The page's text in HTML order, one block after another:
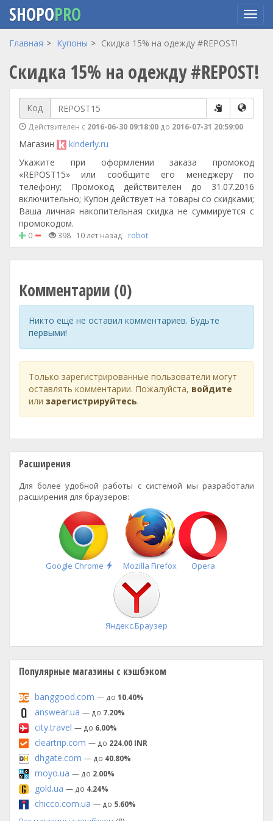
Перейти
основному
содержанию
SHOPOPRO
Главная Купоны Скидка 15% на одежду #REPOST!
Скидка 15% на одежду #REPOST!
Код
Действителен с 2016-06-30 09:18:00 до 2016-07-31 20:59:00
Магазин
kinderly.ru
Укажите при оформлении заказа промокод
«REPOST15» или сообщите его менеджеру по
телефону; Промокод действителен до 31.07.2016
включительно; Купон действует на товары со скидками;
Ваша личная накопительная скидка не суммируется с
промокодом.
0 398 10 лет назад robot
Комментарии (0)
Никто ещё не оставил комментариев. Будьте
первыми!
Только зарегистрированные пользователи могут
оставлять комментарии. Пожалуйста, войдите
или зарегистрируйтесь.
Расширения
Для более удобной работы с системой мы разработали
расширения для браузеров:
Google Chrome
Быстрая
установка
Mozilla Firefox Opera
Яндекс.Браузер
Популярные магазины с кэшбэком
banggood.com — до 10.40%
answear.ua — до 7.20%
city.travel — до 6.00%
cleartrip.com — до 224.00 INR
dhgate.com — до 40.80%
moyo.ua — до 2.00%
gold.ua — до 4.24%
chicco.com.ua — до 5.60%